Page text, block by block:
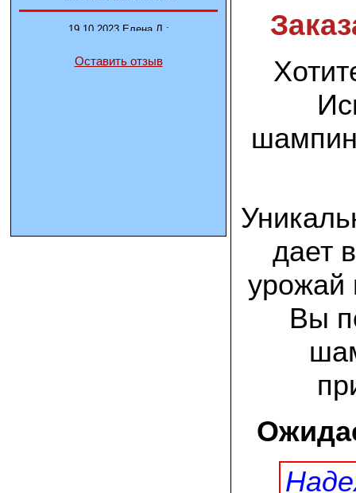
19.10.2023 Елена Л.:
2-3 волны
Оставить отзыв
дает
урожай
Вы